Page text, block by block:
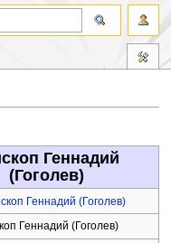
Геннадий
(Гоголев)
Геннадий (Гоголев)